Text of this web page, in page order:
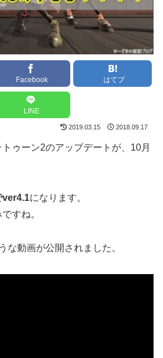
Facebook はてブ
LINE
2019.03.15 2018.09.17
ゥーン2のアップデートが、10月
ver4.1になります。
すね。
な動画が公開されました。